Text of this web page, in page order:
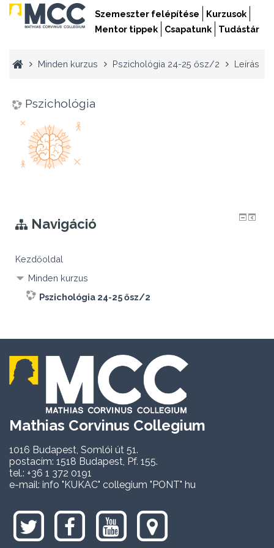
Szemeszter felépítése
Kurzusok
Mentor tippek
Csapatunk Tudástár
Minden kurzus Pszichológia 24-25 ősz/2 Leírás
Pszichológia
Navigáció
Kezdőoldal
Minden kurzus
Pszichológia 24-25 ősz/2
Mathias Corvinus Collegium
1016 Budapest, Somlói út 51.
postacím: 1518 Budapest, Pf. 155.
tel.: +36 1 372 0191
e-mail: info "KUKAC" collegium "PONT" hu